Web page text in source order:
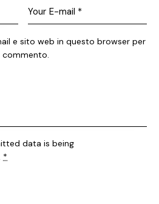
e sito web in questo browser per
commento.
data is being
*